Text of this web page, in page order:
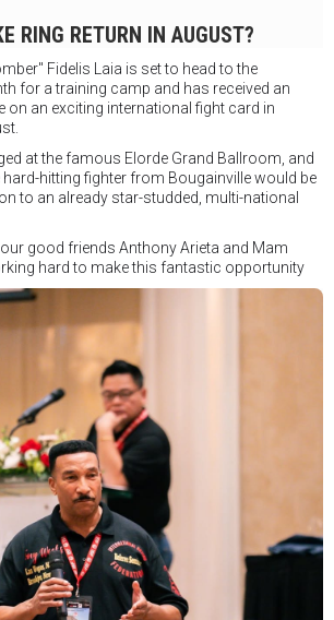
RING RETURN IN AUGUST?
Fidelis Laia is set to head to the
for a training camp and has received an
on an exciting international fight card in
at the famous Elorde Grand Ballroom, and
hitting fighter from Bougainville would be
to an already star-studded, multi-national
good friends Anthony Arieta and Mam
hard to make this fantastic opportunity
exciting news to share very soon!